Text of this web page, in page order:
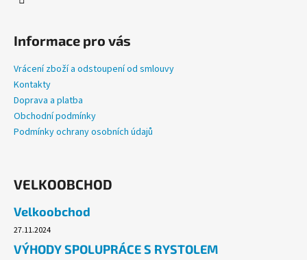
Informace pro vás
Vrácení zboží a odstoupení od smlouvy
Kontakty
Doprava a platba
Obchodní podmínky
Podmínky ochrany osobních údajů
VELKOOBCHOD
Velkoobchod
27.11.2024
VÝHODY SPOLUPRÁCE S RYSTOLEM